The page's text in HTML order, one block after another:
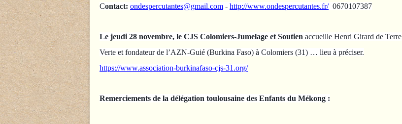
Contact: ondespercutantes@gmail.com - http://www.ondespercutantes.fr/0670107387
Le jeudi 28 novembre, le CJS Colomiers-Jumelage et Soutien accueille Henri Girard de Terre
Verte et fondateur de l’AZN-Guié (Burkina Faso) à Colomiers (31) … lieu à préciser.
https://www.association-burkinafaso-cjs-31.org/
Remerciements de la délégation toulousaine des Enfants du Mékong :